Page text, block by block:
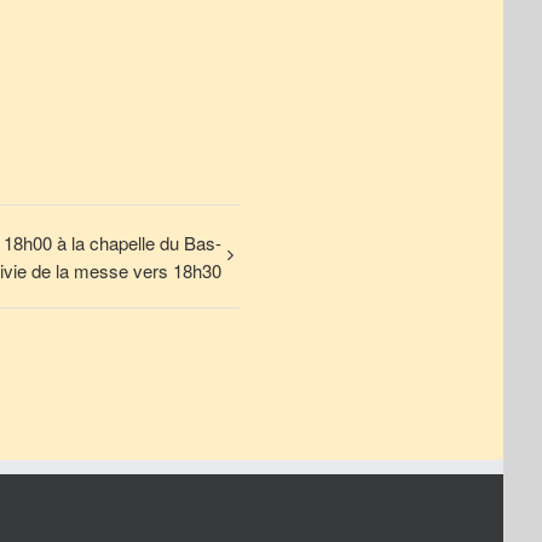
à la chapelle du Bas-
de la messe vers 18h30